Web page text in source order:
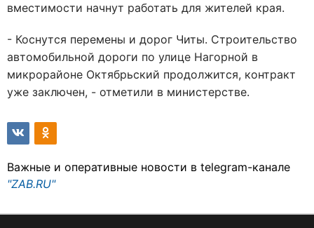
вместимости начнут работать для жителей края.
- Коснутся перемены и дорог Читы. Строительство
автомобильной дороги по улице Нагорной в
микрорайоне Октябрьский продолжится, контракт
уже заключен, - отметили в министерстве.
Важные и оперативные новости в telegram-канале
"ZAB.RU"